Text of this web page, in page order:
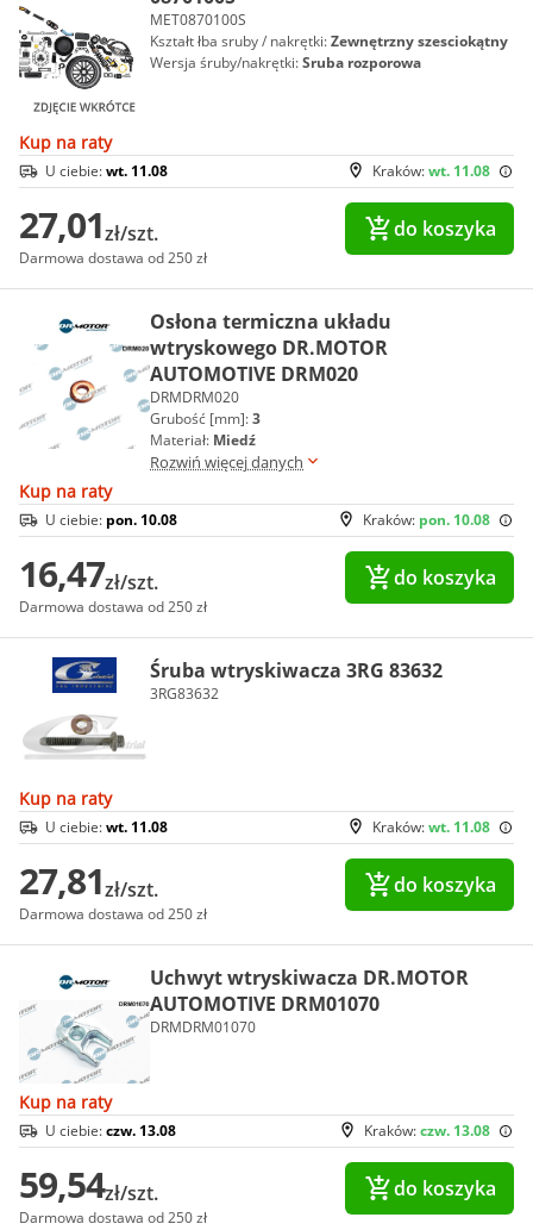
MET0870100S
Kształt łba sruby / nakrętki:Zewnętrzny szesciokątny
Wersja śruby/nakrętki:Sruba rozporowa
Kup na raty
Kraków:wt. 11.08
U ciebie:wt. 11.08
27,01zł/szt.
Darmowa dostawa od 250 zł
do koszyka
Osłona termiczna układu
wtryskowego DR.MOTOR
AUTOMOTIVE DRM020
DRMDRM020
Grubość [mm]:3
Materiał: Miedź
Rozwiń więcej danych
Kup na raty
Kraków: pon. 10.08
U ciebie: pon. 10.08
16,47zł/szt.
Darmowa dostawa od 250 zł
do koszyka
Śruba wtryskiwacza 3RG 83632
3RG83632
Kup na raty
Kraków:wt. 11.08
U ciebie:wt. 11.08
27,81zł/szt.
Darmowa dostawa od 250 zł
do koszyka
Uchwyt wtryskiwacza DR.MOTOR
AUTOMOTIVE DRM01070
DRMDRM01070
Kup na raty
Kraków:czw. 13.08
U ciebie:czw. 13.08
59,54zł/szt.
Darmowa dostawa od 250 zł
do koszyka